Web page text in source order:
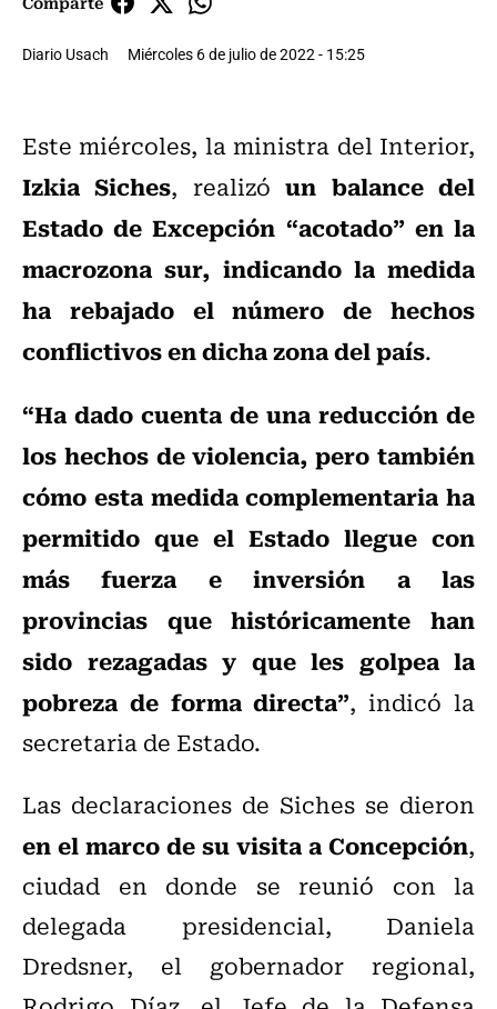
Diario Usach Miércoles 6 de julio de 2022 - 15:25
Este miércoles, la ministra del Interior,
Izkia Siches, realizó un balance del
Estado de Excepción “acotado” en la
macrozona sur, indicando la medida
ha rebajado el número de hechos
conflictivos en dicha zona del país.
“Ha dado cuenta de una reducción de
los hechos de violencia, pero también
cómo esta medida complementaria ha
permitido que el Estado llegue con
más fuerza e inversión a las
provincias que históricamente han
sido rezagadas y que les golpea la
pobreza de forma directa”, indicó la
secretaria de Estado.
Las declaraciones de Siches se dieron
en el marco de su visita a Concepción,
ciudad en donde se reunió con la
delegada presidencial, Daniela
Dredsner, el gobernador regional,